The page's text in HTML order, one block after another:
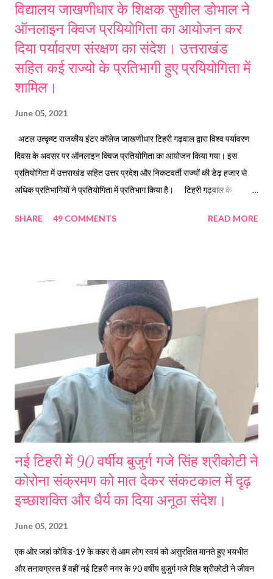
विद्यालय जाखणीधार के शिक्षक सुशील डोभाल ने
ऑनलाइन क्विज प्रयियोगिता का आयोजन कर
दिया पर्यावरण संरक्षण का संदेश। उत्तराखंड
सहित कई राज्यो के प्रतिभागी हुए प्रयियोगिता में
शामिल।
June 05, 2021
अटल उत्कृष्ट राजकीय इंटर कॉलेज जाखणीधार टिहरी गढ़वाल द्वारा विश्व पर्यावरण
दिवस के अवसर पर ऑनलाइन क्विज प्रतियोगिता का आयोजन किया गया। इस
प्रतियोगिता में उत्तराखंड सहित उत्तर प्रदेश और निकटवर्ती राज्यों की डेढ़ हजार से
अधिक प्रतिभागियों ने प्रतियोगिता में प्रतिभाग किया है। टिहरी गढ़वाल के
द्वारा विश्व पर्यावरण दिवस के मौके पर ऑनलाइन क्विज प्रतियोगिता आयोजित की गयी,
लोगों में पर्यावरण के प्रति जागरूकता और सामान्य ज्ञान अभिवृद्धि के उद्देश्य से विद्यालय
के प्रवक्ता अर्थशास्त्र सुशील डोभाल द्वारा अपर निदेशक माध्यमिक शिक्षा गढ़वाल मंडल
पौड़ी श्री महावीर सिंह बिष्ट, मुख्य शिक्षा अधिकारी टिहरी श्री शिव प्रसाद सेमवाल और
खण्ड शिक्षा अधिकारी जाखणीधार श्री धनबी...
SHARE 49 COMMENTS READ MORE
नई टिहरी में 90 वर्षीय बुजुर्ग गजे सिंह श्रीकोटी ने
कोरोना संक्रमण को मात देकर संकटकाल में दृढ़
इच्छाशक्ति और धैर्य का दिया अनूठा संदेश।
June 05, 2021
एक ओर जहां कोविड-19 के कहर से आम लोग स्वयं को असुरक्षित मानते हुए भयभीत
और तनावग्रस्त हैं वहीं नई टिहरी नगर के 90 वर्षीय बुजुर्ग गजे सिंह श्रीकोटी ने जीवन